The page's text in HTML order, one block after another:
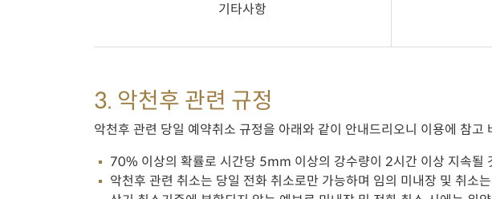
기타사항
3. 악천후 관련 규정
악천후 관련 당일 예약취소 규정을 아래와 같이 안내드리오니 이용에 참고
70% 이상의 확률로 시간당 5mm 이상의 강수량이 2시간 이상 지속
악천후 관련 취소는 당일 전화 취소로만 가능하며 임의 미내장 및 취소